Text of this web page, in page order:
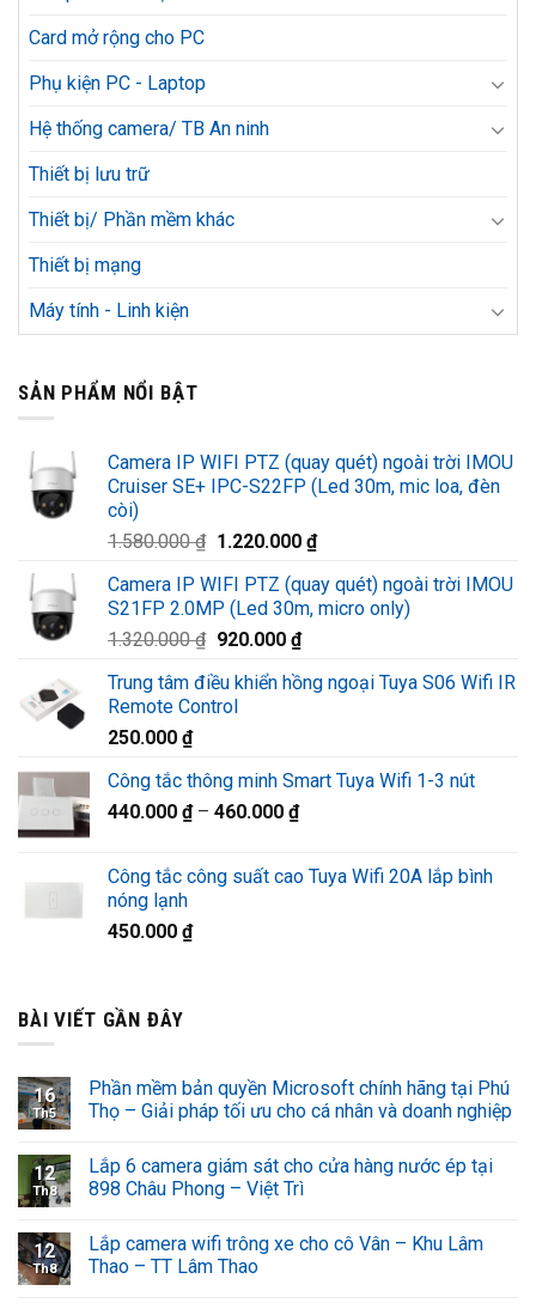
Card mở rộng cho PC
Phụ kiện PC - Laptop
Hệ thống camera/ TB An ninh
Thiết bị lưu trữ
Thiết bị/ Phần mềm khác
Thiết bị mạng
Máy tính - Linh kiện
SẢN PHẨM NỔI BẬT
Camera IP WIFI PTZ (quay quét) ngoài trời IMOU
Cruiser SE+ IPC-S22FP (Led 30m, mic loa, đèn
còi)
1.580.000₫ Giá
là:
1.580.000 ₫.
1.220.000 ₫Giá
tại
là:
Camera IP WIFI PTZ (quay quét) ngoài trời IMOU
S21FP 2.0MP (Led 30m, micro only)
1.320.000₫ Giá
là:
1.320.000 ₫.
920.000 ₫Giá
tại
Trung tâm điều khiển hồng ngoại Tuya S06 Wifi IR
Remote Control
250.000 ₫
Công tắc thông minh Smart Tuya Wifi 1-3 nút
440.000 ₫– 460.000 ₫
Công tắc công suất cao Tuya Wifi 20A lắp bình
nóng lạnh
450.000 ₫
BÀI VIẾT GẦN ĐÂY
16
Th5
Phần mềm bản quyền Microsoft chính hãng tại Phú
Thọ – Giải pháp tối ưu cho cá nhân và doanh nghiệp
12
Th8
Lắp 6 camera giám sát cho cửa hàng nước ép tại
898 Châu Phong – Việt Trì
12
Th8
Lắp camera wifi trông xe cho cô Vân – Khu Lâm
Thao – TT Lâm Thao